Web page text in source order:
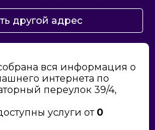
другой адрес
вся информация о
интернета по
переулок 39/4,
услуги от 0